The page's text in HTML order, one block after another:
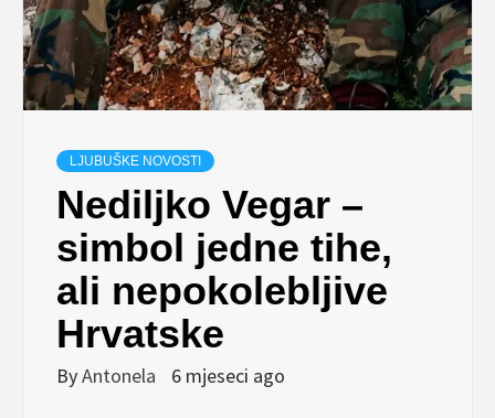
LJUBUŠKE NOVOSTI
Nediljko Vegar –
simbol jedne tihe,
ali nepokolebljive
Hrvatske
ByAntonela 6 mjeseci ago